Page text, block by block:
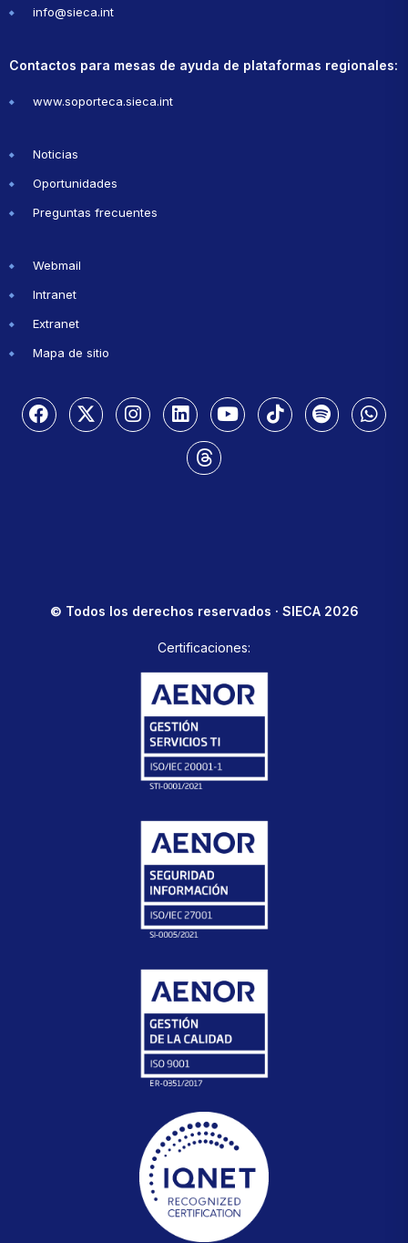
info@sieca.int
Contactos para mesas de ayuda de plataformas regionales:
www.soporteca.sieca.int
Noticias
Oportunidades
Preguntas frecuentes
Webmail
Intranet
Extranet
Mapa de sitio
© Todos los derechos reservados · SIECA 2026
Certificaciones: